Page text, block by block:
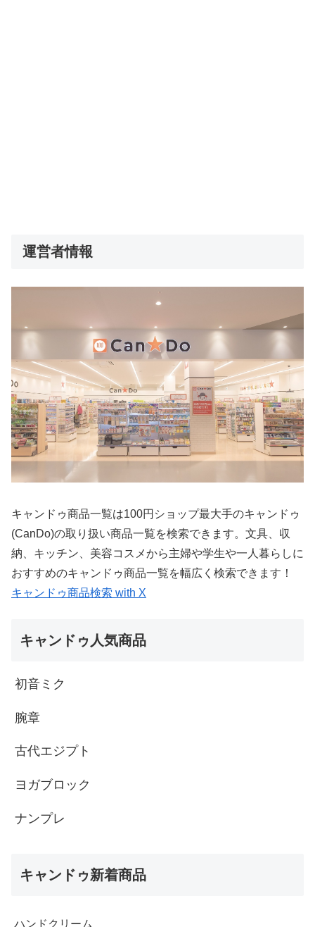
運営者情報
キャンドゥ商品一覧は100円ショップ最大手のキャンドゥ
(CanDo)の取り扱い商品一覧を検索できます。文具、収
納、キッチン、美容コスメから主婦や学生や一人暮らしに
おすすめのキャンドゥ商品一覧を幅広く検索できます！
キャンドゥ商品検索 with X
キャンドゥ人気商品
初音ミク
腕章
古代エジプト
ヨガブロック
ナンプレ
キャンドゥ新着商品
ハンドクリーム